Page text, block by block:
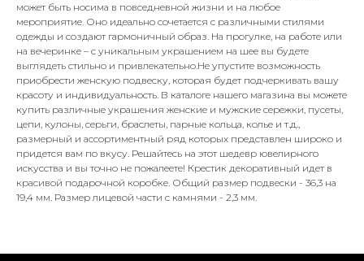
может быть носима в повседневной жизни и на любое
мероприятие. Оно идеально сочетается с различными стилями
одежды и создают гармоничный образ. На прогулке, на работе или
на вечеринке – с уникальным украшением на шее вы будете
выглядеть стильно и привлекательно.Не упустите возможность
приобрести женскую подвеску, которая будет подчеркивать вашу
красоту и индивидуальность. В каталоге нашего магазина вы можете
купить различные украшения женские и мужские сережки, пусеты,
цепи, кулоны, серьги, браслеты, парные кольца, колье и т.д.,
размерный и ассортиментный ряд которых представлен широко и
придется вам по вкусу. Решайтесь на этот шедевр ювелирного
искусства и вы точно не пожалеете! Крестик декоративный идет в
красивой подарочной коробке. Общий размер подвески - 36,3 на
19,4 мм. Размер лицевой части с камнями - 2,3 мм.